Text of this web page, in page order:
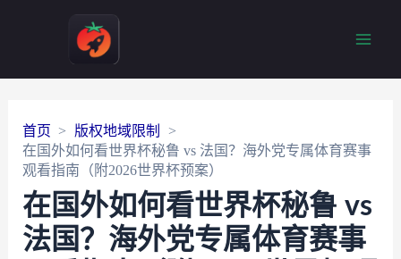
首页
版权地域限制
在国外如何看世界杯秘鲁 vs 法国？海外党专属体育赛事
观看指南（附2026世界杯预案）
在国外如何看世界杯秘鲁 vs
法国？海外党专属体育赛事